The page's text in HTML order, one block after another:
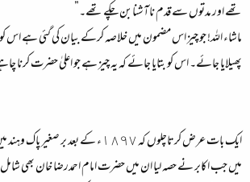
تھے اور مدتوں سے قدم ناآشنابن چکے تھے۔”
ماشاء اللہ! جو چیز اس مضمون میں خلاصہ کرکے بیان کی گئی ہے اس
پھیلایا جائے۔ اس کو بتایا جائے کہ یہ چیز ہے جو اعلیٰ حضرت کرنا
ایک بات عرض کرتاچلوں کہ ١٨٩٧ء کے بعد بر
میں جب اکابر نے حصہ لیا ان میں حضرت امام احمدرضا خان بھی